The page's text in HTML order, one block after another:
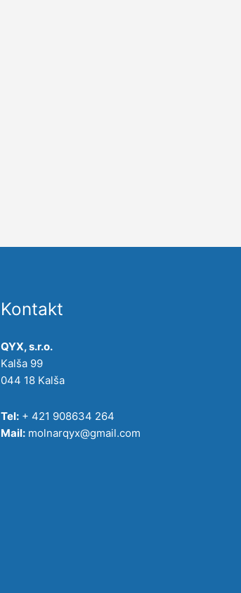
Kontakt
QYX, s.r.o.
Kalša 99
044 18 Kalša
Tel: + 421 908634 264
Mail: molnarqyx@gmail.com